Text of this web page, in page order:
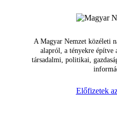
A Magyar Nemzet közéleti
alapról, a tényekre építve
társadalmi, politikai,
Előfizetek